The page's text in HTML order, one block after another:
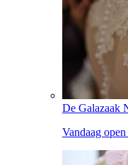
De Galazaak
Vandaag